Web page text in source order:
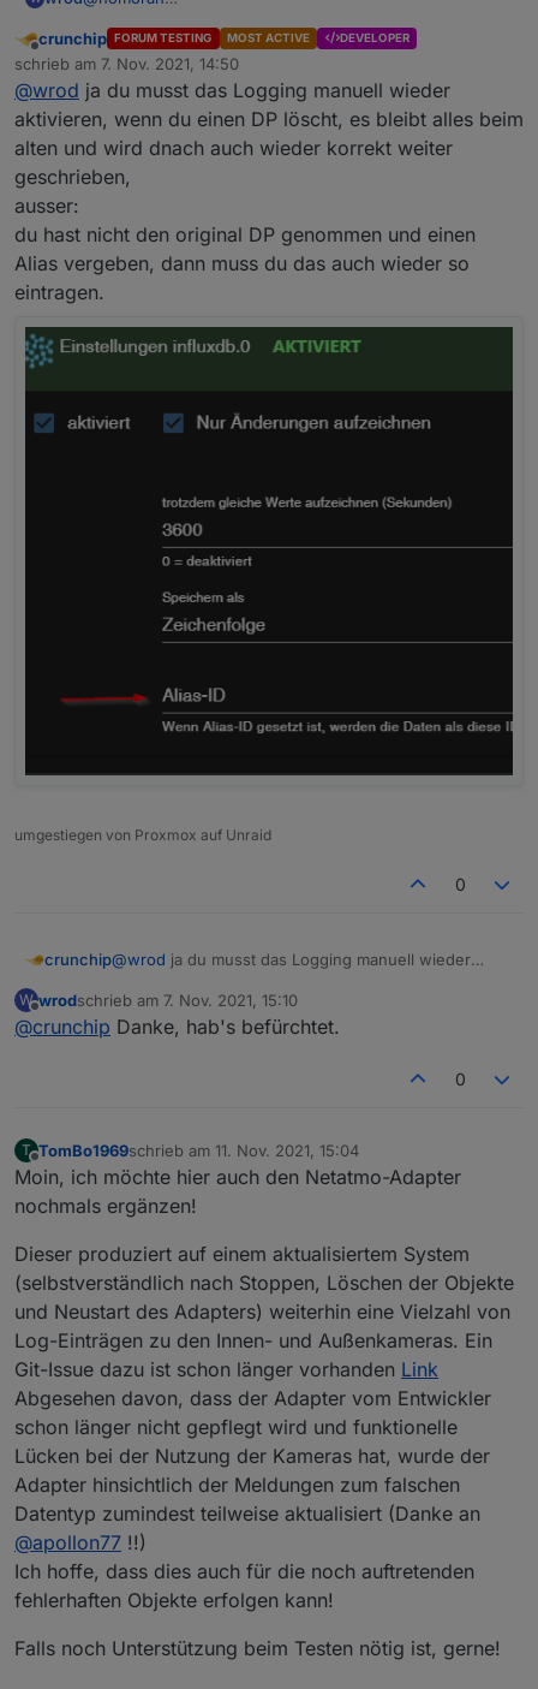
Rechts neben den Objekten habe ich (über die
Einstellungen) angegeben, dass die geloggt werden
sollen. Wenn ich nun die Objekte lösche und neu
anlegen lassen, dann muss ich alle influxdb-
Einstellungen neu einrichten? Oder wird das woanders
gespeichert, und automatisch wieder hergestellt?
Offline
crunchip FORUM TESTING MOST ACTIVE DEVELOPER
schrieb am 7. Nov. 2021, 14:50
zuletzt editiert von
@wrod ja du musst das Logging manuell wieder
aktivieren, wenn du einen DP löscht, es bleibt alles beim
alten und wird dnach auch wieder korrekt weiter
geschrieben,
ausser:
du hast nicht den original DP genommen und einen
Alias vergeben, dann muss du das auch wieder so
eintragen.
umgestiegen von Proxmox auf Unraid
0
crunchip@wrod ja du musst das Logging manuell wieder
beim alten und wird dnach auch wieder korrekt
weiter geschrieben,
du hast nicht den original DP genommen und einen
W wrodschrieb am 7. Nov. 2021, 15:10
zuletzt editiert von
@crunchip Danke, hab's befürchtet.
0
T
Offline
TomBo1969schrieb am 11. Nov. 2021, 15:04
zuletzt editiert von
Moin, ich möchte hier auch den Netatmo-Adapter
nochmals ergänzen!
Dieser produziert auf einem aktualisiertem System
(selbstverständlich nach Stoppen, Löschen der Objekte
und Neustart des Adapters) weiterhin eine Vielzahl von
Log-Einträgen zu den Innen- und Außenkameras. Ein
Git-Issue dazu ist schon länger vorhanden Link
Abgesehen davon, dass der Adapter vom Entwickler
schon länger nicht gepflegt wird und funktionelle
Lücken bei der Nutzung der Kameras hat, wurde der
Adapter hinsichtlich der Meldungen zum falschen
Datentyp zumindest teilweise aktualisiert (Danke an
@apollon77 !!)
Ich hoffe, dass dies auch für die noch auftretenden
fehlerhaften Objekte erfolgen kann!
Falls noch Unterstützung beim Testen nötig ist, gerne!